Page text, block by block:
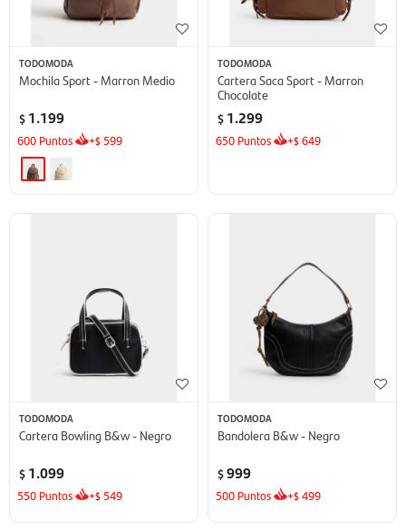
TODOMODA
Mochila Sport - Marron Medio
$ 1.199
600 Puntos +$ 599
TODOMODA
Cartera Saca Sport - Marron
Chocolate
$ 1.299
650 Puntos +$649
TODOMODA
Cartera Bowling B&w - Negro
$ 1.099
550 Puntos +$ 549
TODOMODA
Bandolera B&w - Negro
$999
500 Puntos +$499